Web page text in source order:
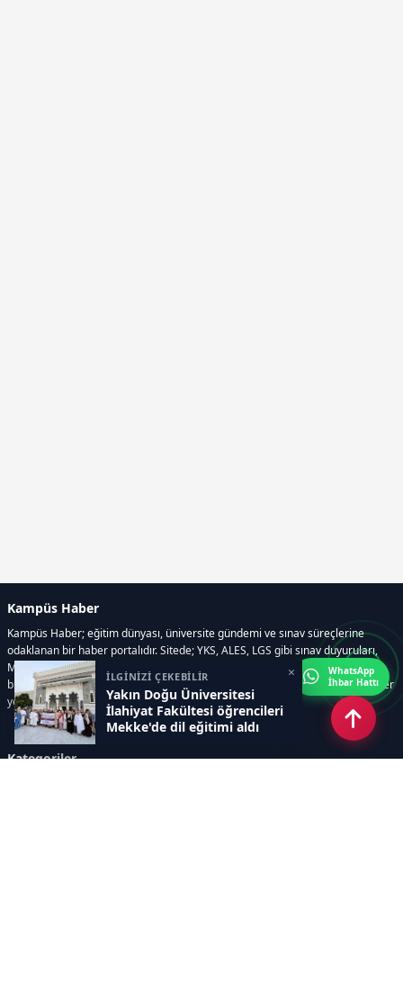
İLGİNİZİ ÇEKEBİLİR
Yakın Doğu Üniversitesi
İlahiyat Fakültesi öğrencileri
Mekke'de dil eğitimi aldı
×
Kampüs Haber
Kampüs Haber; eğitim dünyası, üniversite gündemi ve sınav süreçlerine
odaklanan bir haber portalıdır. Sitede; YKS, ALES, LGS gibi sınav duyuruları,
Milli Eğitim Bakanlığı gelişmeleri, üniversite haberleri, rehberlik içerikleri,
bilim ve teknoloji alanındaki yenilikler ile öğrenci yaşamına dair güncel bilgiler
yer alır.
Kategoriler
WhatsApp
İhbar Hattı